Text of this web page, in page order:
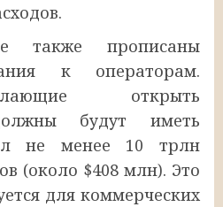
также прописаны
к операторам.
открыть
будут иметь
не менее 10 трлн
(около $408 млн). Это
для коммерческих